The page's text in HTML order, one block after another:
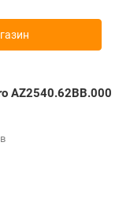
AZ2540.62BB.000